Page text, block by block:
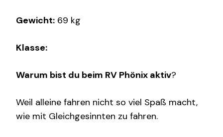
Gewicht: 69 kg
Klasse:
Warum bist du beim RV Phönix aktiv?
Weil alleine fahren nicht so viel Spaß macht,
wie mit Gleichgesinnten zu fahren.